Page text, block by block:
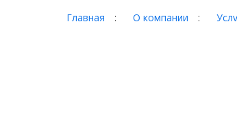
Портфолио
Контакты